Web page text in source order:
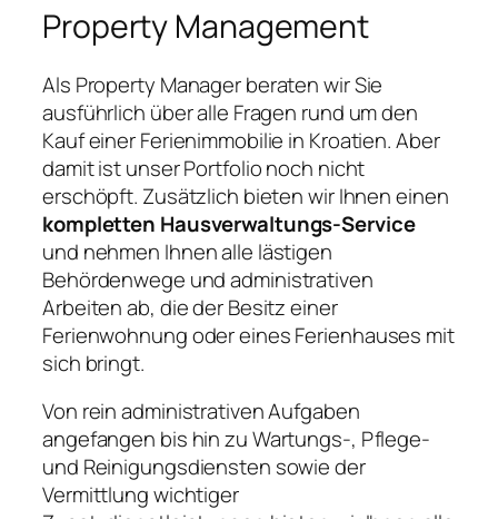
Property Management
Als Property Manager beraten wir Sie
ausführlich über alle Fragen rund um den
Kauf einer Ferienimmobilie in Kroatien. Aber
damit ist unser Portfolio noch nicht
erschöpft. Zusätzlich bieten wir Ihnen einen
kompletten Hausverwaltungs-Service
und nehmen Ihnen alle lästigen
Behördenwege und administrativen
Arbeiten ab, die der Besitz einer
Ferienwohnung oder eines Ferienhauses mit
sich bringt.
Von rein administrativen Aufgaben
angefangen bis hin zu Wartungs-, Pflege-
und Reinigungsdiensten sowie der
Vermittlung wichtiger